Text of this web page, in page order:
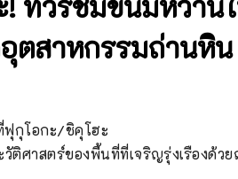
อุตสาหกรรมถ่านหิน
กุโอกะ/ชิคุโฮะ
ติศาสตร์ของพื้นที่ที่เจริญรุ่งเรืองด้ว